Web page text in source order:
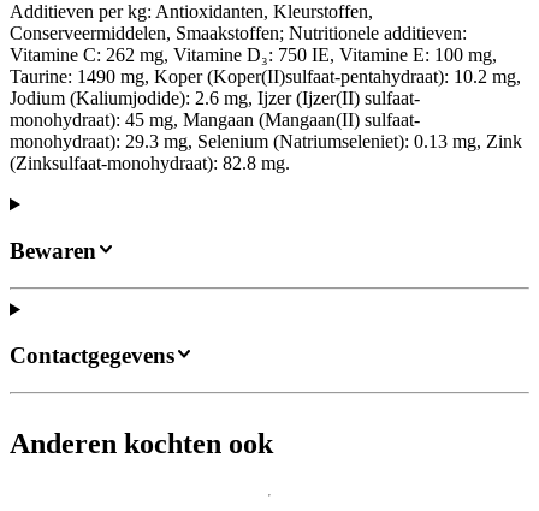
Additieven per kg: Antioxidanten, Kleurstoffen,
Conserveermiddelen, Smaakstoffen; Nutritionele additieven:
Vitamine C: 262 mg, Vitamine D₃: 750 IE, Vitamine E: 100 mg,
Taurine: 1490 mg, Koper (Koper(II)sulfaat-pentahydraat): 10.2 mg,
Jodium (Kaliumjodide): 2.6 mg, Ijzer (Ijzer(II) sulfaat-
monohydraat): 45 mg, Mangaan (Mangaan(II) sulfaat-
monohydraat): 29.3 mg, Selenium (Natriumseleniet): 0.13 mg, Zink
(Zinksulfaat-monohydraat): 82.8 mg.
Bewaren
Contactgegevens
Anderen kochten ook